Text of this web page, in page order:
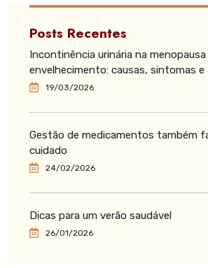
Posts Recentes
Incontinência urinária na menopausa
envelhecimento: causas, sintomas
19/03/2026
Gestão de medicamentos também
cuidado
24/02/2026
Dicas para um verão saudável
26/01/2026